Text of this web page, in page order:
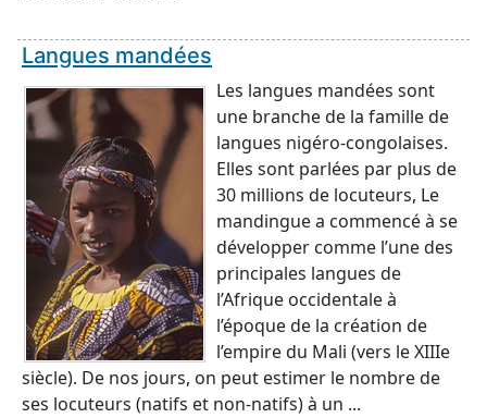
Langues mandées
Les langues mandées sont
une branche de la famille de
langues nigéro-congolaises.
Elles sont parlées par plus de
30 millions de locuteurs, Le
mandingue a commencé à se
développer comme l’une des
principales langues de
l’Afrique occidentale à
l’époque de la création de
l’empire du Mali (vers le XIIIe
siècle). De nos jours, on peut estimer le nombre de
ses locuteurs (natifs et non-natifs) à un ...